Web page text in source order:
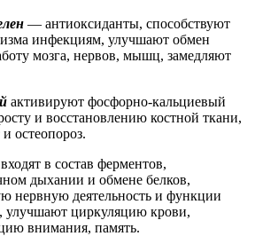
— антиоксиданты, способствуют
ин­фекциям, улучшают обмен
мозга, нервов, мышц, замедляют
активируют фосфорно-кальциевый
и вос­становлению костной ткани,
остеопороз.
входят в состав фермен­тов,
дыхании и об­мене белков,
нервную деятельность и функции
улучшают циркуляцию крови,
внимания, память.